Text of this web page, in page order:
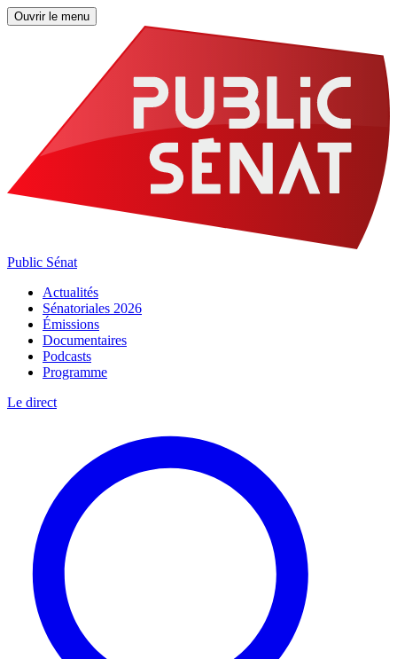
Ouvrir le menu
Public Sénat
Actualités
Sénatoriales 2026
Émissions
Documentaires
Podcasts
Programme
Le direct